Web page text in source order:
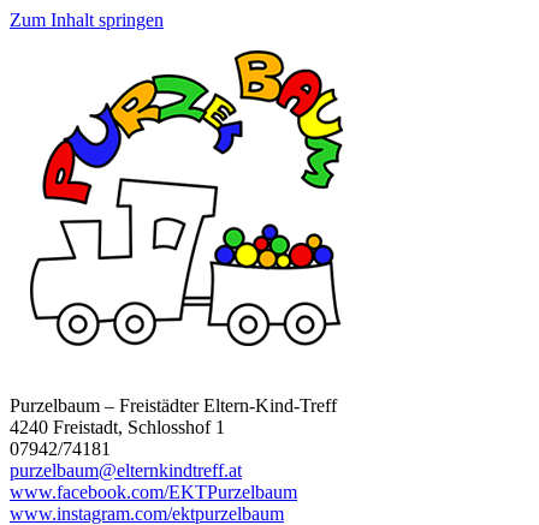
Zum Inhalt springen
Purzelbaum – Freistädter Eltern-Kind-Treff
4240 Freistadt, Schlosshof 1
07942/74181
purzelbaum@elternkindtreff.at
www.facebook.com/EKTPurzelbaum
www.instagram.com/ektpurzelbaum